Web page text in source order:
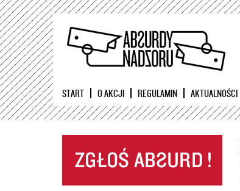
START O AKCJI REGULAMIN AKTUALNOŚCI